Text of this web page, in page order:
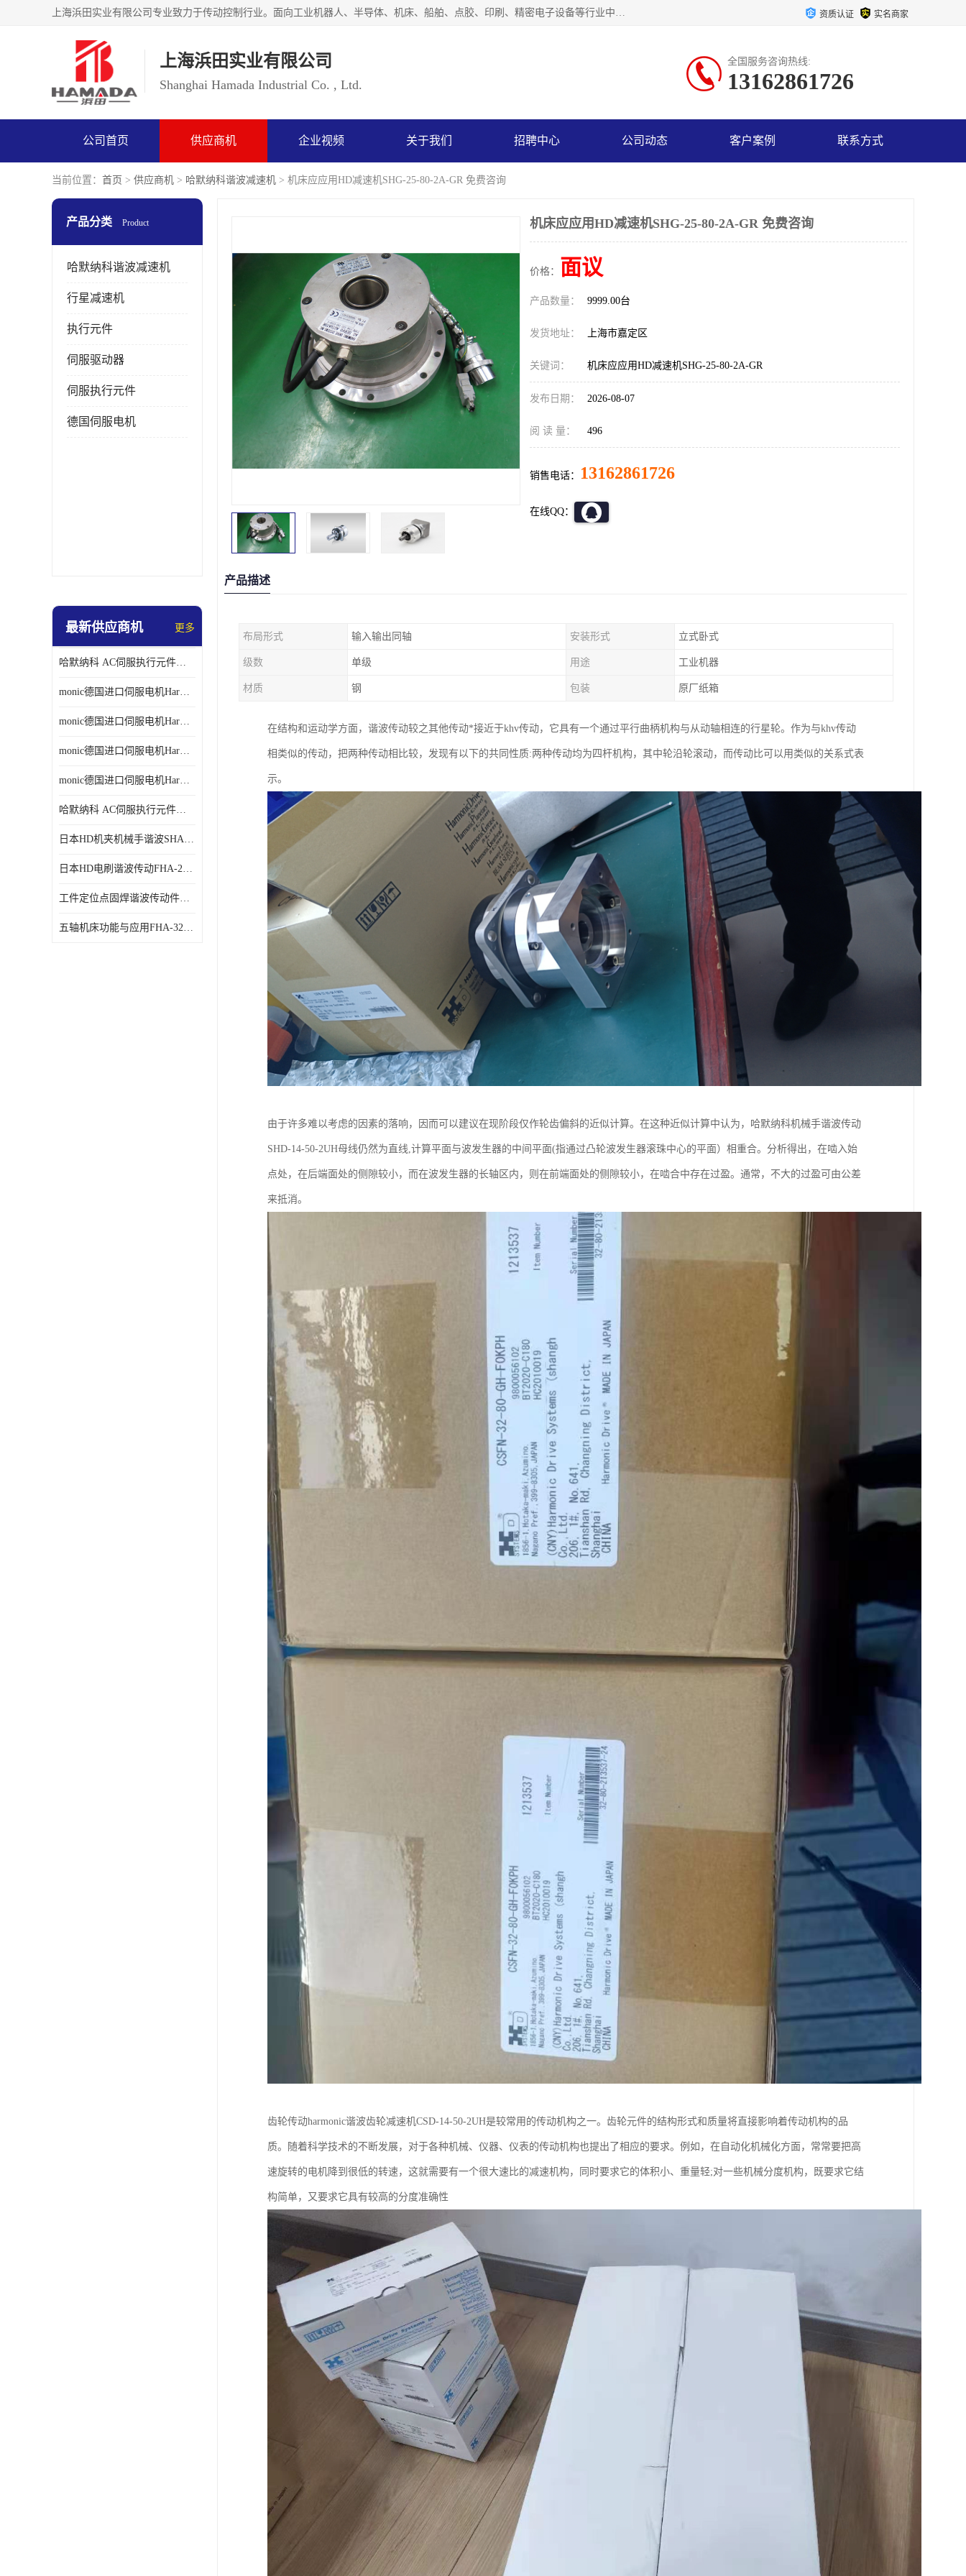
上海浜田实业有限公司专业致力于传动控制行业。面向工业机器人、半导体、机床、船舶、点胶、印刷、精密电子设备等行业中的运动控制技术。为日本哈默纳科（HarmonicDrive简称HD）中国地区定代理商，其生产的HarmonicDrive谐波减速机，具有轻量、小型、传动效率高、减速范围广、精度高等特点，被广泛应用于各种传动系统中。完善的技术，完善的售后，让您的选择无后顾之忧，欢迎您的来电洽谈！ 资质认证 实名商家
上海浜田实业有限公司
Shanghai Hamada Industrial Co. , Ltd.
全国服务咨询热线:
13162861726
公司首页 供应商机 企业视频 关于我们 招聘中心 公司动态 客户案例 联系方式
当前位置： 首页 > 供应商机 > 哈默纳科谐波减速机 > 机床应应用HD减速机SHG-25-80-2A-GR 免费咨询
产品分类 Product
哈默纳科谐波减速机
行星减速机
执行元件
伺服驱动器
伺服执行元件
德国伺服电机
最新供应商机 更多
哈默纳科 AC伺服执行元件扁平型SHA系列 议价
monic德国进口伺服电机Har中国总代理单价
monic德国进口伺服电机Har中国总代理代理
monic德国进口伺服电机Har中国总代理公司
monic德国进口伺服电机Har中国总代理供应
哈默纳科 AC伺服执行元件扁平型SHA系列
日本HD机夹机械手谐波SHA32A120CG-B12B
日本HD电刷谐波传动FHA-25C-50-E250-C
工件定位点固焊谐波传动件哈默纳科CSF-45-100-2UH
五轴机床功能与应用FHA-32C-50-US250
机床应应用HD减速机SHG-25-80-2A-GR 免费咨询
价格： 面议
产品数量： 9999.00台
发货地址： 上海市嘉定区
关键词： 机床应应用HD减速机SHG-25-80-2A-GR
发布日期： 2026-08-07
阅 读 量： 496
销售电话： 13162861726
在线QQ：
产品描述
布局形式 输入输出同轴 安装形式 立式卧式
级数 单级 用途 工业机器
材质 钢 包装 原厂纸箱
在结构和运动学方面，谐波传动较之其他传动*接近于khv传动，它具有一个通过平行曲柄机构与从动轴相连的行星轮。作为与khv传动
相类似的传动，把两种传动相比较，发现有以下的共同性质:两种传动均为四杆机构，其中轮沿轮滚动，而传动比可以用类似的关系式表
示。
由于许多难以考虑的因素的落响，因而可以建议在现阶段仅作轮齿偏斜的近似计算。在这种近似计算中认为，哈默纳科机械手谐波传动
SHD-14-50-2UH母线仍然为直线,计算平面与波发生器的中间平面(指通过凸轮波发生器滚珠中心的平面）相重合。分析得出，在啮入始
点处，在后端面处的侧隙较小，而在波发生器的长轴区内，则在前端面处的侧隙较小，在啮合中存在过盈。通常，不大的过盈可由公差
来抵消。
齿轮传动harmonic谐波齿轮减速机CSD-14-50-2UH是较常用的传动机构之一。齿轮元件的结构形式和质量将直接影响着传动机构的品
质。随着科学技术的不断发展，对于各种机械、仪器、仪表的传动机构也提出了相应的要求。例如，在自动化机械化方面，常常要把高
速旋转的电机降到很低的转速，这就需要有一个很大速比的减速机构，同时要求它的体积小、重量轻;对一些机械分度机构，既要求它结
构简单，又要求它具有较高的分度准确性